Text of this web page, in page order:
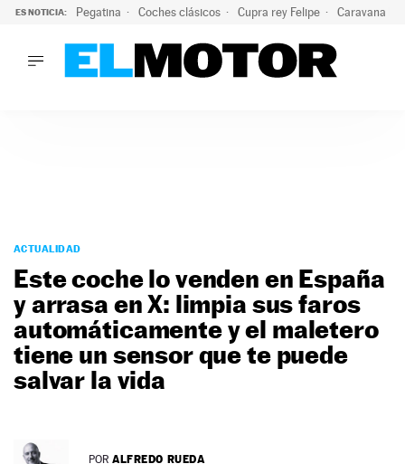
ES NOTICIA: Pegatina Coches clásicos Cupra rey Felipe Caravana
PODCAST
MOTOS
TECNOLOGÍA
SUPERCOCHES
MOTORTV
SERVICIOS
ACTUALIDAD
Este coche lo venden en España
y arrasa en X: limpia sus faros
automáticamente y el maletero
tiene un sensor que te puede
salvar la vida
POR ALFREDO RUEDA